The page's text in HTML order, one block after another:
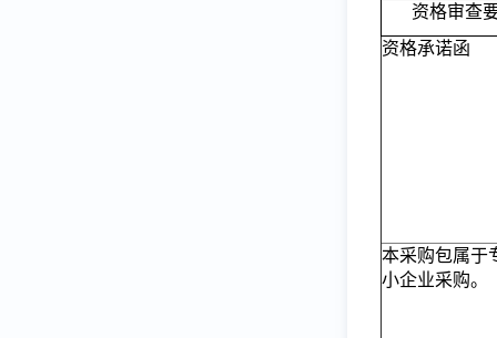
资格审查
资格承诺函
本采购包属于
小企业采购。